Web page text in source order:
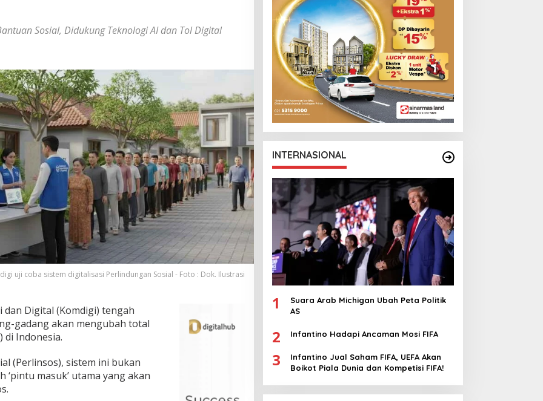
Sosial, Didukung Teknologi AI dan Tol Digital
uji coba sistem digitalisasi Perlindungan Sosial - Foto : Dok. Ilustrasi
Digital (Komdigi) tengah
gadang akan mengubah total
di Indonesia.
(Perlinsos), sistem ini bukan
masuk’ utama yang akan
INTERNASIONAL
1
Suara Arab Michigan Ubah Peta Politik
AS
2 Infantino Hadapi Ancaman Mosi FIFA
3
Infantino Jual Saham FIFA, UEFA Akan
Boikot Piala Dunia dan Kompetisi FIFA!